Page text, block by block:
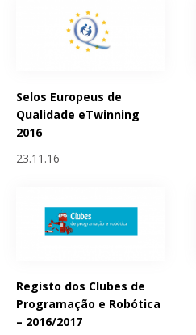
Selos Europeus de
Qualidade eTwinning
2016
23.11.16
Registo dos Clubes de
Programação e Robótica
– 2016/2017